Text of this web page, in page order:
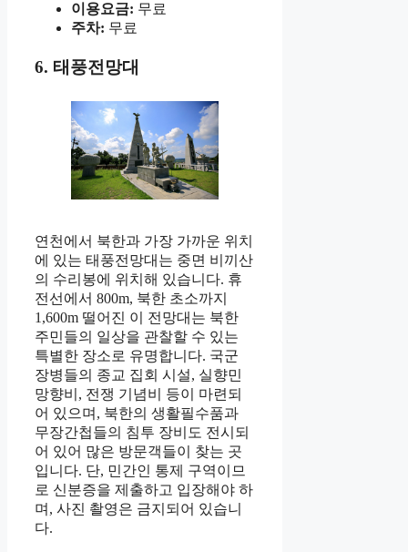
이용요금: 무료
주차: 무료
6. 태풍전망대
연천에서 북한과 가장 가까운 위치
에 있는 태풍전망대는 중면 비끼산
의 수리봉에 위치해 있습니다. 휴
전선에서 800m, 북한 초소까지
1,600m 떨어진 이 전망대는 북한
주민들의 일상을 관찰할 수 있는
특별한 장소로 유명합니다. 국군
장병들의 종교 집회 시설, 실향민
망향비, 전쟁 기념비 등이 마련되
어 있으며, 북한의 생활필수품과
무장간첩들의 침투 장비도 전시되
어 있어 많은 방문객들이 찾는 곳
입니다. 단, 민간인 통제 구역이므
로 신분증을 제출하고 입장해야 하
며, 사진 촬영은 금지되어 있습니
다.